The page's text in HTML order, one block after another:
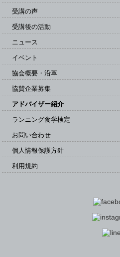
受講の声
受講後の活動
ニュース
イベント
協会概要・沿革
協賛企業募集
アドバイザー紹介
ランニング食学検定
お問い合わせ
個人情報保護方針
利用規約